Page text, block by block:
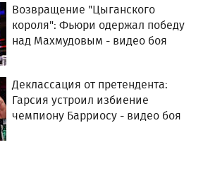
Возвращение "Цыганского
короля": Фьюри одержал победу
над Махмудовым - видео боя
Деклассация от претендента:
Гарсия устроил избиение
чемпиону Барриосу - видео боя